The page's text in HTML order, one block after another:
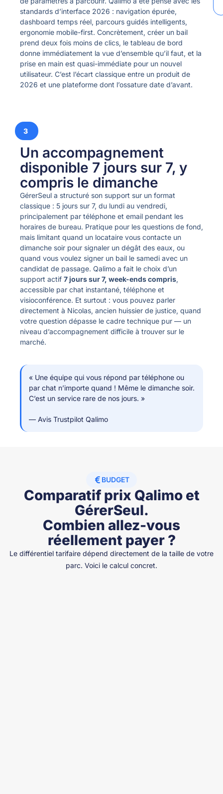
standards d’interface 2026 : navigation épurée,
dashboard temps réel, parcours guidés intelligents,
ergonomie mobile-first. Concrètement, créer un bail
prend deux fois moins de clics, le tableau de bord
donne immédiatement la vue d’ensemble qu’il faut, et la
prise en main est quasi-immédiate pour un nouvel
utilisateur. C’est l’écart classique entre un produit de
2026 et une plateforme dont l’ossature date d’avant.
3
Un accompagnement
disponible 7 jours sur 7, y
compris le dimanche
GérerSeul a structuré son support sur un format
classique : 5 jours sur 7, du lundi au vendredi,
principalement par téléphone et email pendant les
horaires de bureau. Pratique pour les questions de fond,
mais limitant quand un locataire vous contacte un
dimanche soir pour signaler un dégât des eaux, ou
quand vous voulez signer un bail le samedi avec un
candidat de passage. Qalimo a fait le choix d’un
support actif 7 jours sur 7, week-ends compris,
accessible par chat instantané, téléphone et
visioconférence. Et surtout : vous pouvez parler
directement à Nicolas, ancien huissier de justice, quand
votre question dépasse le cadre technique pur — un
niveau d’accompagnement difficile à trouver sur le
marché.
« Une équipe qui vous répond par téléphone ou
par chat n’importe quand ! Même le dimanche soir.
C’est un service rare de nos jours. »
— Avis Trustpilot Qalimo
BUDGET
Comparatif prix Qalimo et
GérerSeul.
Combien allez-vous
réellement payer ?
Le différentiel tarifaire dépend directement de la taille de votre
parc. Voici le calcul concret.